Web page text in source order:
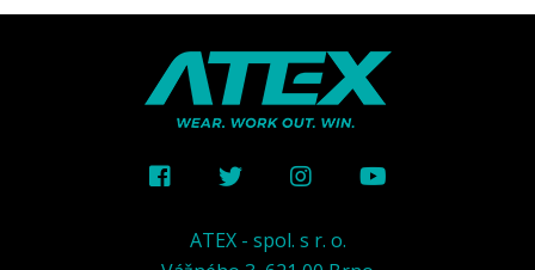
ATEX - spol. s r. o.